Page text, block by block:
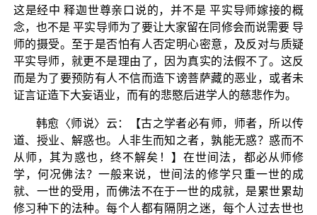
这是经中 释迦世尊亲口说的，并不是 平实导师嫁接的概
念，也不是 平实导师为了要让大家留在同修会而说需要 导
师的摄受。至于是否怕有人否定明心密意，及反对与质疑
平实导师，就更不是理由了，因为真实的法假不了。这反
而是为了要预防有人不信而造下谤菩萨藏的恶业，或者未
证言证造下大妄语业，而有的悲愍后进学人的慈悲作为。
韩愈〈师说〉云：【古之学者必有师，师者，所以传
道、授业、解惑也。人非生而知之者，孰能无惑？惑而不
从师，其为惑也，终不解矣！】在世间法，都必从师修
学，何况佛法？一般来说，世间法的修学只重一世的成
就、一世的受用，而佛法不在于一世的成就，是累世累劫
修习种下的法种。每个人都有隔阴之迷，每个人过去世也